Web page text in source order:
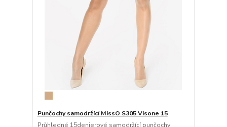
Punčochy samodržící MissO S305 Visone 15
Průhledné 15denierové samodržící punčochy